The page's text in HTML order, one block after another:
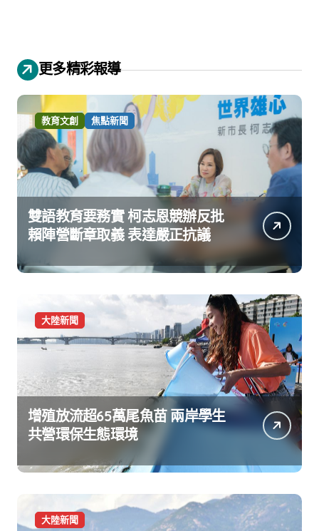
更多精彩報導
教育文創 焦點新聞
雙語教育要務實 柯志恩競辦反批
賴陣營斷章取義 表達嚴正抗議
大陸新聞
增殖放流超65萬尾魚苗 兩岸學生
共營環保生態環境
大陸新聞